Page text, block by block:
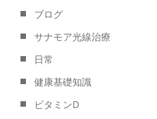
ブログ
サナモア光線治療
日常
健康基礎知識
ビタミンD